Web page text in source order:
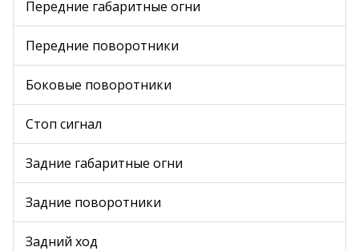
Передние габаритные огни
Передние поворотники
Боковые поворотники
Стоп сигнал
Задние габаритные огни
Задние поворотники
Задний ход